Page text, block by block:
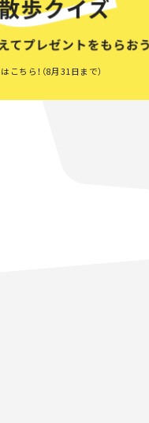
こちら！（8月31日まで）